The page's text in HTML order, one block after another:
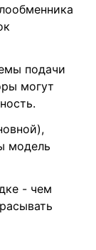
подачи
могут
модель
- чем